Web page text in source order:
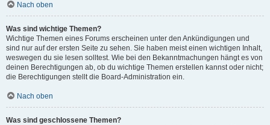
Nach oben
Was sind wichtige Themen?
Wichtige Themen eines Forums erscheinen unter den Ankündigungen und
sind nur auf der ersten Seite zu sehen. Sie haben meist einen wichtigen Inhalt,
weswegen du sie lesen solltest. Wie bei den Bekanntmachungen hängt es von
deinen Berechtigungen ab, ob du wichtige Themen erstellen kannst oder nicht;
die Berechtigungen stellt die Board-Administration ein.
Nach oben
Was sind geschlossene Themen?